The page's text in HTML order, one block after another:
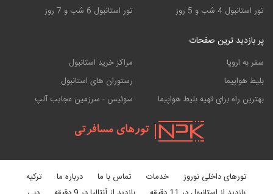
تور استانبول 4 شب و 5 روز
تور استانبول 6 شب و 7 روز
پر بازدید ترین صفحات
سفر به اروپا
بلیط هواپیما
بهترین راه برای تهیه بلیط هواپیما
مراکز خرید استانبول
رستوران های استانبول
سوئیس - سرزمین عجایب آلپ
تورهای داخلی نوروز خدمات تماس با ما درباره ما
ترکیه